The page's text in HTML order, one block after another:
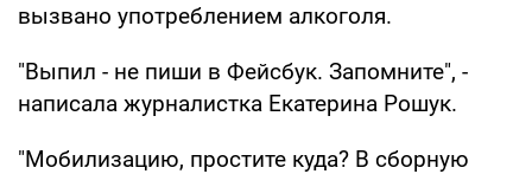
вызвано употреблением алкоголя.
"Выпил - не пиши в Фейсбук. Запомните", -
написала журналистка Екатерина Рошук.
"Мобилизацию, простите куда? В сборную